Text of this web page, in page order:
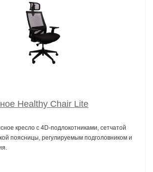
Healthy Chair Lite
кресло с 4D-подлокотниками, сетчатой
поясницы, регулируемым подголовником и